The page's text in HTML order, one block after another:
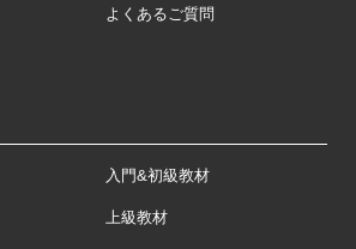
よくあるご質問
入門&初級教材
上級教材